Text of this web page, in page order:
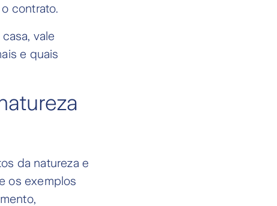
contrato.
vale
e quais
da natureza e
os exemplos